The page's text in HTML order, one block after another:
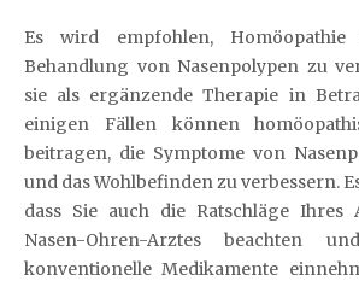
Es wird empfohlen,
Behandlung von Nasenpolypen zu
sie als ergänzende Therapie in
einigen Fällen können
beitragen, die Symptome von
und das Wohlbefinden zu verbessern.
dass Sie auch die Ratschläge Ihres
Nasen-Ohren-Arztes beachten
konventionelle Medikamente